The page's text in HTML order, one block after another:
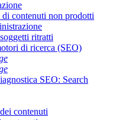
contenuti non prodotti
ritratti
di ricerca (SEO)
SEO: Search
contenuti